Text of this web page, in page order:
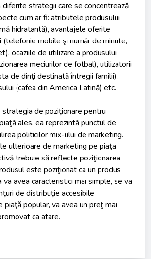
diferite strategii care se concentrează
cum ar fi: atributele produsului
hidratantă), avantajele oferite
(telefonie mobile şi număr de minute,
ocaziile de utilizare a produsului
meciurilor de fotbal), utilizatorii
de dinţi destinată întregii familii),
(cafea din America Latină) etc.
de poziţionare pentru
ales, ea reprezintă punctul de
politicilor mix-ului de marketing.
ulterioare de marketing pe piaţa
trebuie să reflecte poziţionarea
este poziţionat ca un produs
va avea caracteristici mai simple, se va
de distribuţie accesibile
piaţă popular, va avea un preţ mai
ca atare.